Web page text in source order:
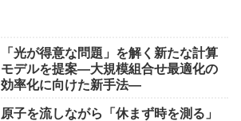
「光が得意な問題」を解く新たな計算
モデルを提案―大規模組合せ最適化の
効率化に向けた新手法―
原子を流しながら「休まず時を測る」